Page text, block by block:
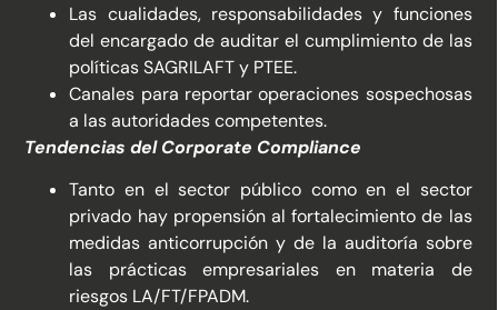
Las cualidades, responsabilidades y funciones
del encargado de auditar el cumplimiento de las
políticas SAGRILAFT y PTEE.
Canales para reportar operaciones sospechosas
a las autoridades competentes.
Tendencias del Corporate Compliance
Tanto en el sector público como en el sector
privado hay propensión al fortalecimiento de las
medidas anticorrupción y de la auditoría sobre
las prácticas empresariales en materia de
riesgos LA/FT/FPADM.